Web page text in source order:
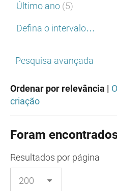
Último ano (5)
Defina o intervalo…
Pesquisa avançada
Ordenar por relevância |
criação
Foram
Resultados por página